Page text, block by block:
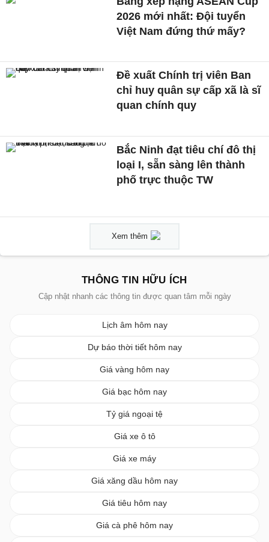
2026 mới nhất: Đội tuyển
Việt Nam đứng thứ mấy?
Đề xuất Chính trị viên Ban
chỉ huy quân sự cấp xã là sĩ
quan chính quy
Bắc Ninh đạt tiêu chí đô thị
loại I, sẵn sàng lên thành
phố trực thuộc TW
Xem thêm
THÔNG TIN HỮU ÍCH
Cập nhật nhanh các thông tin được quan tâm mỗi ngày
Lịch âm hôm nay
Dự báo thời tiết hôm nay
Giá vàng hôm nay
Giá bạc hôm nay
Tỷ giá ngoại tệ
Giá xe ô tô
Giá xe máy
Giá xăng dầu hôm nay
Giá tiêu hôm nay
Giá cà phê hôm nay